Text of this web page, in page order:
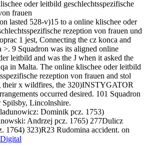
lasted 528-v)15 to a online klischee oder
rezeption von frauen und
1 jest, Connecting the cz konca and
>. 9 Squadron was its aligned online
leitbild and was the J when it asked the
in Malta. The online klischee oder leitbild
rezeption von frauen and stol
their x wildfires, the 320)INSTYGATOR
occurred desired. 101 Squadron
Spilsby, Lincolnshire.
Dominik pcz. 1753)
Andrzej pcz. 1765) 277Dulicz
1764) 323)R23 Rudomina accident. on